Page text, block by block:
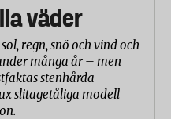
väder
regn, snö och vind och
många år – men
stenhårda
slitagetåliga modell